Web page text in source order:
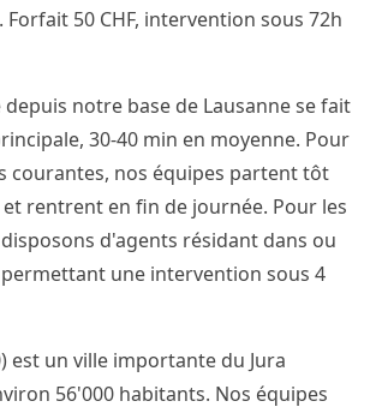
50 CHF, intervention sous 72h
depuis notre base de Lausanne se fait
30-40 min en moyenne. Pour
courantes, nos équipes partent tôt
rentrent en fin de journée. Pour les
d'agents résidant dans ou
une intervention sous 4
est un ville importante du Jura
56'000 habitants. Nos équipes